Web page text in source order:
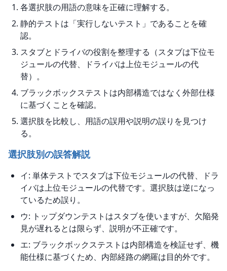
各選択肢の用語の意味を正確に理解する。
静的テストは「実行しないテスト」であることを確
認。
スタブとドライバの役割を整理する（スタブは下位モ
ジュールの代替、ドライバは上位モジュールの代
替）。
ブラックボックステストは内部構造ではなく外部仕様
に基づくことを確認。
選択肢を比較し、用語の誤用や説明の誤りを見つけ
る。
選択肢別の誤答解説
イ: 単体テストでスタブは下位モジュールの代替、ドラ
イバは上位モジュールの代替です。選択肢は逆になっ
ているため誤り。
ウ: トップダウンテストはスタブを使いますが、欠陥発
見が遅れるとは限らず、説明が不正確です。
エ: ブラックボックステストは内部構造を検証せず、機
能仕様に基づくため、内部経路の網羅は目的外です。